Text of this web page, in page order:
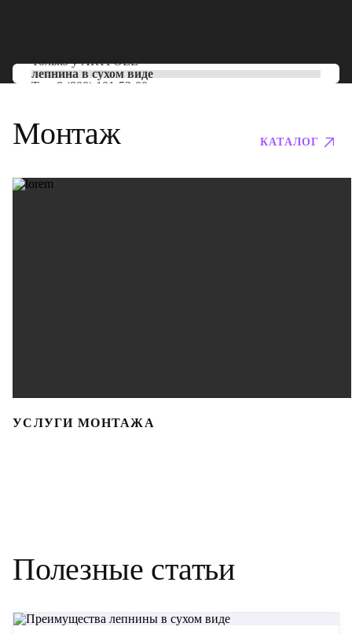
Только уARTPOLE
лепнина в сухом виде
Тел: 8 (800) 101-53-00
Монтаж КАТАЛОГ
УСЛУГИ МОНТАЖА
Полезные статьи